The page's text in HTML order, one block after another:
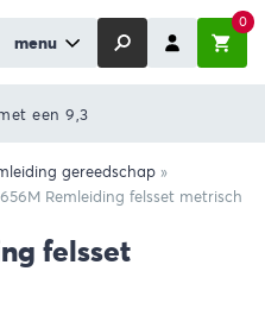
menu
0
een 9,3
gereedschap »
Remleiding felsset metrisch
felsset